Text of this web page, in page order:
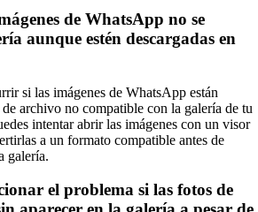
de WhatsApp no se
aunque estén descargadas en
si las imágenes de WhatsApp están
archivo no compatible con la galería de tu
intentar abrir las imágenes con un visor
a un formato compatible antes de
galería.
el problema si las fotos de